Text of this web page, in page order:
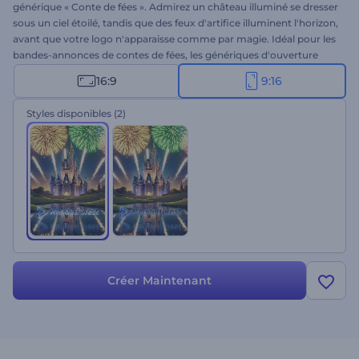
générique « Conte de fées ». Admirez un château illuminé se dresser
sous un ciel étoilé, tandis que des feux d'artifice illuminent l'horizon,
avant que votre logo n'apparaisse comme par magie. Idéal pour les
bandes-annonces de contes de fées, les génériques d'ouverture
cinématographiques, les intros magiques, les vidéos narratives et
autres présentations enchanteresses. Personnalisez-le en quelques
minutes en ajoutant votre logo, votre slogan et votre musique de
fond. Créez une intro cinématographique dès maintenant !
16:9 9:16
Styles disponibles (2)
Créer Maintenant